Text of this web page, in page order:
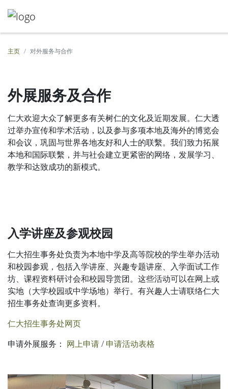
主页 对外服务与合作
外展服务及合作
仁大欢迎大众了解更多有关树仁的文化及近期发展。仁大透
过举办宣传和学术活动，以及参与多项本地及海外的博览会
和会议，巩固与世界各地友好和人士的联繫。我们致力拓展
本地和国际联繫，并与社会建立更紧密的网络，发展学习、
教学和达致成功的新模式。
入学讲座及参观校园
仁大招生事务处负责为本地中学及高等院校的学生举办活动
和校园参观，包括入学讲座、兴趣专题讲座、入学面试工作
坊、课程资料研讨会和校园导赏团。这些活动可以在网上或
实地（大学校园或中学场地）举行。有兴趣人士请联络仁大
招生事务处查询更多资料。
仁大招生事务处网页
申请外展服务： 网上申请/ 申请活动表格